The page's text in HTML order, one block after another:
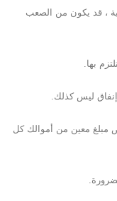
، قد يكون من الصعب
بها.
ليس كذلك.
مبلغ معين من أموالك كل